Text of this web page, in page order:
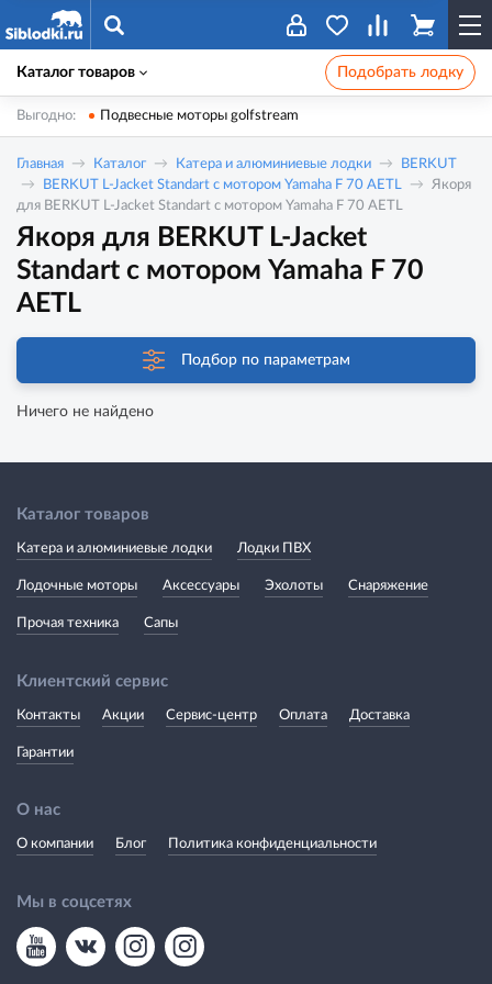
Каталог товаров Подобрать лодку
Выгодно: Подвесные моторы golfstream
Главная Каталог Катера и алюминиевые лодки
BERKUT
BERKUT L-Jacket Standart с мотором Yamaha F 70 AETL
Якоря
для BERKUT L-Jacket Standart с мотором Yamaha F 70 AETL
Якоря для BERKUT L-Jacket
Standart с мотором Yamaha F 70
AETL
Подбор по параметрам
Ничего не найдено
Каталог товаров
Катера и алюминиевые лодки Лодки ПВХ
Лодочные моторы Аксессуары Эхолоты Снаряжение
Прочая техника Сапы
Клиентский сервис
Контакты Акции Сервис-центр Оплата Доставка
Гарантии
О нас
О компании Блог Политика конфиденциальности
Мы в соцсетях